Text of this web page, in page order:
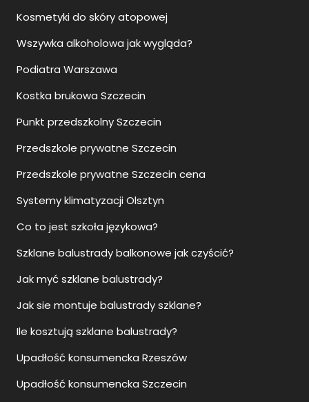
Kosmetyki do skóry atopowej
Wszywka alkoholowa jak wygląda?
Podiatra Warszawa
Kostka brukowa Szczecin
Punkt przedszkolny Szczecin
Przedszkole prywatne Szczecin
Przedszkole prywatne Szczecin cena
Systemy klimatyzacji Olsztyn
Co to jest szkoła językowa?
Szklane balustrady balkonowe jak czyścić?
Jak myć szklane balustrady?
Jak sie montuje balustrady szklane?
Ile kosztują szklane balustrady?
Upadłość konsumencka Rzeszów
Upadłość konsumencka Szczecin